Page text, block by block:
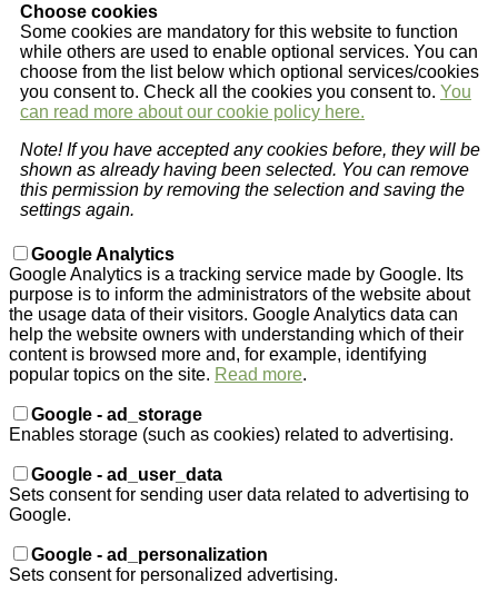
Choose cookies
Some cookies are mandatory for this website to function
while others are used to enable optional services. You can
choose from the list below which optional services/cookies
you consent to. Check all the cookies you consent to. You
can read more about our cookie policy here.
Note! If you have accepted any cookies before, they will be
shown as already having been selected. You can remove
this permission by removing the selection and saving the
settings again.
Google Analytics
Google Analytics is a tracking service made by Google. Its
purpose is to inform the administrators of the website about
the usage data of their visitors. Google Analytics data can
help the website owners with understanding which of their
content is browsed more and, for example, identifying
popular topics on the site. Read more.
Google - ad_storage
Enables storage (such as cookies) related to advertising.
Google - ad_user_data
Sets consent for sending user data related to advertising to
Google.
Google - ad_personalization
Sets consent for personalized advertising.